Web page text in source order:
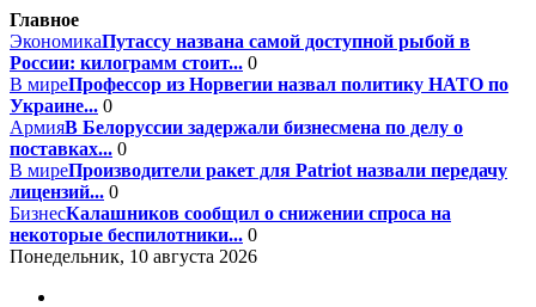
Главное
ЭкономикаПутассу названа самой доступной рыбой в
России: килограмм стоит... 0
В миреПрофессор из Норвегии назвал политику НАТО по
Украине... 0
АрмияВ Белоруссии задержали бизнесмена по делу о
поставках... 0
В миреПроизводители ракет для Patriot назвали передачу
лицензий... 0
БизнесКалашников сообщил о снижении спроса на
некоторые беспилотники... 0
Понедельник, 10 августа 2026